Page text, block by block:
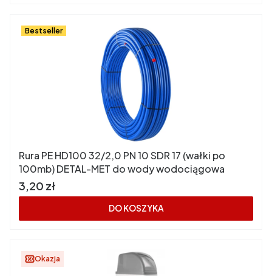
Bestseller
Rura PE HD100 32/2,0 PN 10 SDR 17 (wałki po
100mb) DETAL-MET do wody wodociągowa
Cena
3,20 zł
DO KOSZYKA
Okazja